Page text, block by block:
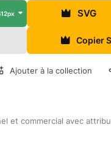
SVG
Copier
Ajouter à la collection
et commercial avec